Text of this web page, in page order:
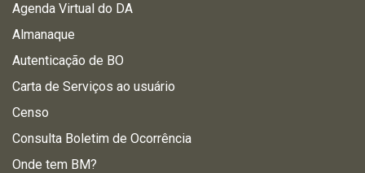
Agenda Virtual do DA
Almanaque
Autenticação de BO
Carta de Serviços ao usuário
Censo
Consulta Boletim de Ocorrência
Onde tem BM?